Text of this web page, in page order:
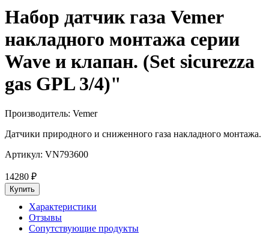
Набор датчик газа Vemer
накладного монтажа серии
Wave и клапан. (Set sicurezza
gas GPL 3/4)"
Производитель: Vemer
Датчики природного и сниженного газа накладного монтажа.
Артикул: VN793600
14280 ₽
Характеристики
Отзывы
Сопутствующие продукты